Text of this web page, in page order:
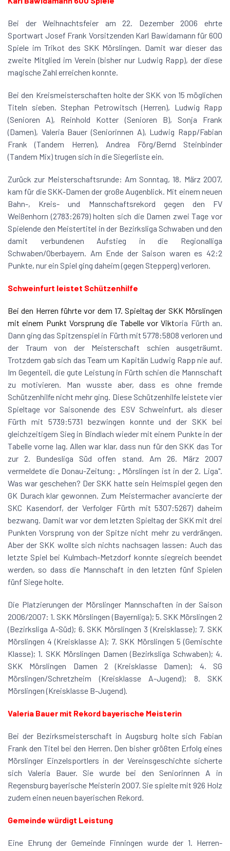
Bei der Weihnachtsfeier am 22. Dezember 2006 ehrte
Sportwart Josef Frank Vorsitzenden Karl Bawidamann für 600
Spiele im Trikot des SKK Mörslingen. Damit war dieser das
zweite Mitglied im Verein (bisher nur Ludwig Rapp), der diese
magische Zahl erreichen konnte.
Bei den Kreismeisterschaften holte der SKK von 15 möglichen
Titeln sieben. Stephan Petrowitsch (Herren), Ludwig Rapp
(Senioren A), Reinhold Kotter (Senioren B), Sonja Frank
(Damen), Valeria Bauer (Seniorinnen A), Ludwig Rapp/Fabian
Frank (Tandem Herren), Andrea Förg/Bernd Steinbinder
(Tandem Mix) trugen sich in die Siegerliste ein.
Zurück zur Meisterschaftsrunde: Am Sonntag, 18. März 2007,
kam für die SKK-Damen der große Augenblick. Mit einem neuen
Bahn-, Kreis- und Mannschaftsrekord gegen den FV
Weißenhorn (2783:2679) holten sich die Damen zwei Tage vor
Spielende den Meistertitel in der Bezirksliga Schwaben und den
damit verbundenen Aufstieg in die Regionalliga
Schwaben/Oberbayern. Am Ende der Saison waren es 42:2
Punkte, nur ein Spiel ging daheim (gegen Stepperg) verloren.
Schweinfurt leistet Schützenhilfe
Bei den Herren führte vor dem 17. Spieltag der SKK Mörslingen
mit einem Punkt Vorsprung die Tabelle vor Viktoria Fürth an.
Dann ging das Spitzenspiel in Fürth mit 5778:5808 verloren und
der Traum von der Meisterschaft schien ausgeträumt.
Trotzdem gab sich das Team um Kapitän Ludwig Rapp nie auf.
Im Gegenteil, die gute Leistung in Fürth schien die Mannschaft
zu motivieren. Man wusste aber, dass es ohne fremde
Schützenhilfe nicht mehr ging. Diese Schützenhilfe leistete vier
Spieltage vor Saisonende des ESV Schweinfurt, als dieser
Fürth mit 5739:5731 bezwingen konnte und der SKK bei
gleichzeitigem Sieg in Bindlach wieder mit einem Punkte in der
Tabelle vorne lag. Allen war klar, dass nun für den SKK das Tor
zur 2. Bundesliga Süd offen stand. Am 26. März 2007
vermeldete die Donau-Zeitung: „ Mörslingen ist in der 2. Liga".
Was war geschehen? Der SKK hatte sein Heimspiel gegen den
GK Durach klar gewonnen. Zum Meistermacher avancierte der
SKC Kasendorf, der Verfolger Fürth mit 5307:5267) daheim
bezwang. Damit war vor dem letzten Spieltag der SKK mit drei
Punkten Vorsprung von der Spitze nicht mehr zu verdrängen.
Aber der SKK wollte sich nichts nachsagen lassen: Auch das
letzte Spiel bei Kulmbach-Metzdorf konnte siegreich beendet
werden, so dass die Mannschaft in den letzten fünf Spielen
fünf Siege holte.
Die Platzierungen der Mörslinger Mannschaften in der Saison
2006/2007: 1. SKK Mörslingen (Bayernliga); 5. SKK Mörslingen 2
(Bezirksliga A-Süd); 6. SKK Mörslingen 3 (Kreisklasse); 7. SKK
Mörslingen 4 (Kreisklasse A); 7. SKK Mörslingen 5 (Gemischte
Klasse); 1. SKK Mörslingen Damen (Bezirksliga Schwaben); 4.
SKK Mörslingen Damen 2 (Kreisklasse Damen); 4. SG
Mörslingen/Schretzheim (Kreisklasse A-Jugend); 8. SKK
Mörslingen (Kreisklasse B-Jugend).
Valeria Bauer mit Rekord bayerische Meisterin
Bei der Bezirksmeisterschaft in Augsburg holte sich Fabian
Frank den Titel bei den Herren. Den bisher größten Erfolg eines
Mörslinger Einzelsportlers in der Vereinsgeschichte sicherte
sich Valeria Bauer. Sie wurde bei den Seniorinnen A in
Regensburg bayerische Meisterin 2007. Sie spielte mit 926 Holz
zudem einen neuen bayerischen Rekord.
Gemeinde würdigt Leistung
Eine Ehrung der Gemeinde Finningen wurde der 1. Herren-